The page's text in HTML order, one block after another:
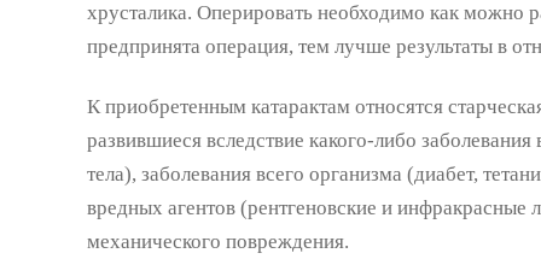
хрусталика. Оперировать необходимо как можно
предпринята операция, тем лучше результаты в
К приобретенным катарактам относятся
развившиеся вследствие какого-либо заболевания
тела), заболевания всего организма (диабет,
вредных агентов (рентгеновские и инфракрасные
механического повреждения.